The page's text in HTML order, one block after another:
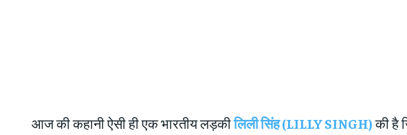
आज की कहानी ऐसी ही एक भारतीय लड़कीलिली सिंह (LILLY SINGH)की है